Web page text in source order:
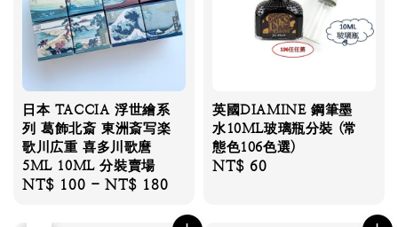
日本 TACCIA 浮世繪系
列 葛飾北斎 東洲斎写楽
歌川広重 喜多川歌麿
5ML 10ML 分裝賣場
Regular
NT$ 100 -NT$ 180
英國DIAMINE 鋼筆墨
水10ML玻璃瓶分裝 (常
態色106色選)
Regular
NT$ 60